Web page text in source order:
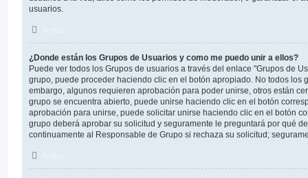
usuarios.
¿Donde están los Grupos de Usuarios y como me puedo unir a ellos?
Puede ver todos los Grupos de usuarios a través del enlace "Grupos de
grupo, puede proceder haciendo clic en el botón apropiado. No todos los
embargo, algunos requieren aprobación para poder unirse, otros están
grupo se encuentra abierto, puede unirse haciendo clic en el botón
aprobación para unirse, puede solicitar unirse haciendo clic en el botón
grupo deberá aprobar su solicitud y seguramente le preguntará por qué
continuamente al Responsable de Grupo si rechaza su solicitud;